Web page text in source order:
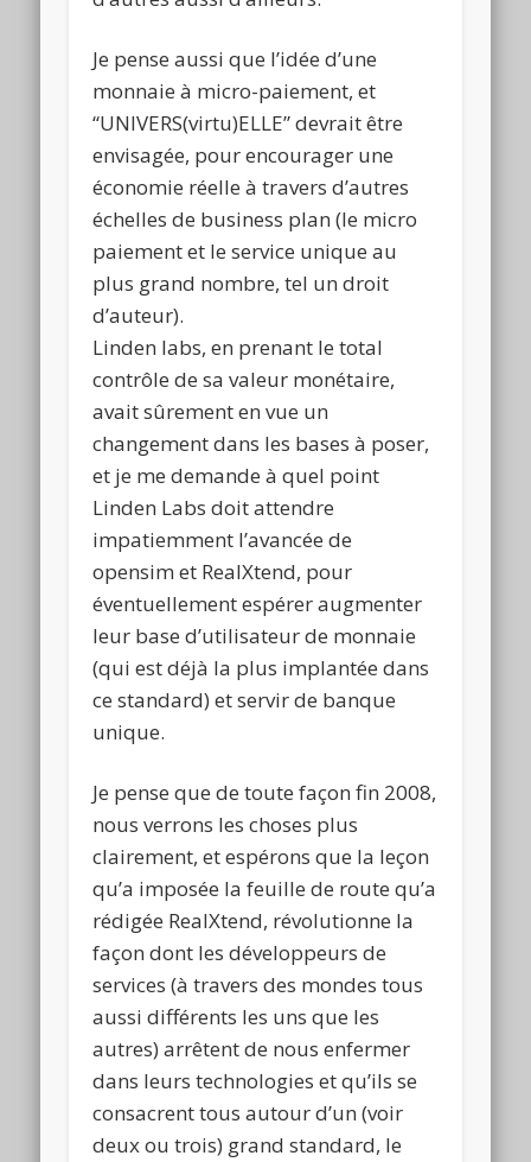
Je pense aussi que l’idée d’une
monnaie à micro-paiement, et
“UNIVERS(virtu)ELLE” devrait être
envisagée, pour encourager une
économie réelle à travers d’autres
échelles de business plan (le micro
paiement et le service unique au
plus grand nombre, tel un droit
d’auteur).
Linden labs, en prenant le total
contrôle de sa valeur monétaire,
avait sûrement en vue un
changement dans les bases à poser,
et je me demande à quel point
Linden Labs doit attendre
impatiemment l’avancée de
opensim et RealXtend, pour
éventuellement espérer augmenter
leur base d’utilisateur de monnaie
(qui est déjà la plus implantée dans
ce standard) et servir de banque
unique.
Je pense que de toute façon fin 2008,
nous verrons les choses plus
clairement, et espérons que la leçon
qu’a imposée la feuille de route qu’a
rédigée RealXtend, révolutionne la
façon dont les développeurs de
services (à travers des mondes tous
aussi différents les uns que les
autres) arrêtent de nous enfermer
dans leurs technologies et qu’ils se
consacrent tous autour d’un (voir
deux ou trois) grand standard, le